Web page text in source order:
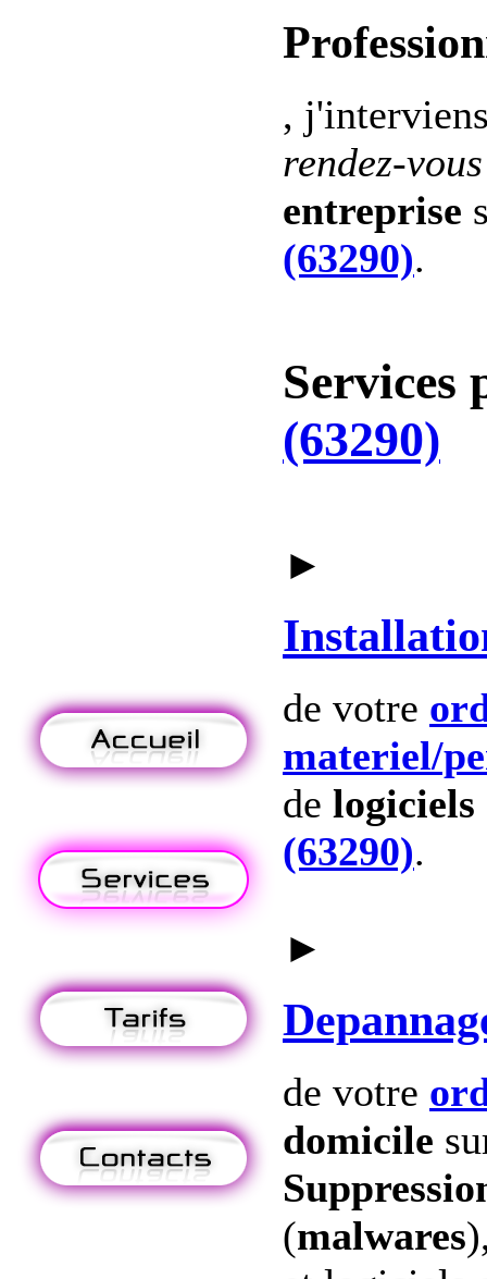
,
rendez-
entreprise
(63290).
Services
(63290)
►
de votre
materiel/
de logiciels
(63290).
►
de votre
domicile
(malwares